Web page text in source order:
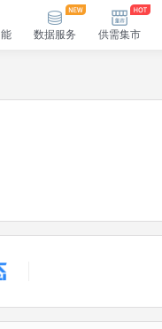
数据服务 供需集市